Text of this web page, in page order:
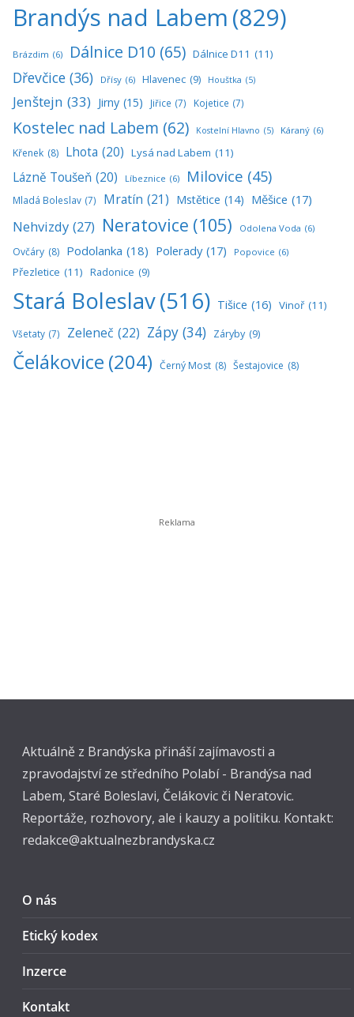
Brandýs nad Labem (829)
Brázdim (6) Dálnice D10 (65) Dálnice D11 (11)
Dřevčice (36) Dřísy (6) Hlavenec (9) Houštka (5)
Jenštejn (33) Jirny (15) Jiřice (7) Kojetice (7)
Kostelec nad Labem (62) Kostelní Hlavno (5) Káraný (6)
Křenek (8) Lhota (20) Lysá nad Labem (11)
Lázně Toušeň (20) Líbeznice (6) Milovice (45)
Mladá Boleslav (7) Mratín (21) Mstětice (14) Měšice (17)
Nehvizdy (27) Neratovice (105) Odolena Voda (6)
Ovčáry (8) Podolanka (18) Polerady (17) Popovice (6)
Přezletice (11) Radonice (9)
Stará Boleslav(516) Tišice (16) Vinoř (11)
Všetaty (7) Zeleneč (22) Zápy (34) Záryby (9)
Čelákovice (204) Černý Most (8) Šestajovice (8)
Aktuálně z Brandýska přináší zajímavosti a
zpravodajství ze středního Polabí - Brandýsa nad
Labem, Staré Boleslavi, Čelákovic či Neratovic.
Reportáže, rozhovory, ale i kauzy a politiku. Kontakt:
redakce@aktualnezbrandyska.cz
O nás
Etický kodex
Inzerce
Kontakt